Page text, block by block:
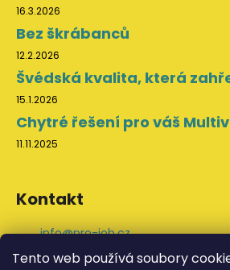
Tento web používá soubory
16.3.2026
Bez škrábanců
12.2.2026
Švédská kvalita, která
15.1.2026
Chytré řešení pro váš
11.11.2025
Kontakt
info@pro-job.cz
+420 776 202 043